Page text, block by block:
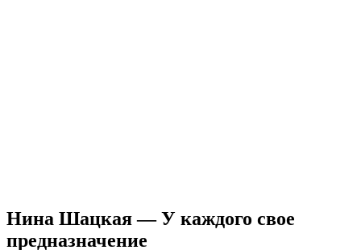
Нина Шацкая — У каждого свое
предназначение